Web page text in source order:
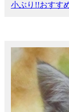
小ぶり!!おすす